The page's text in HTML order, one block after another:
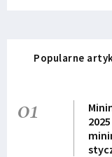
Popularne
01